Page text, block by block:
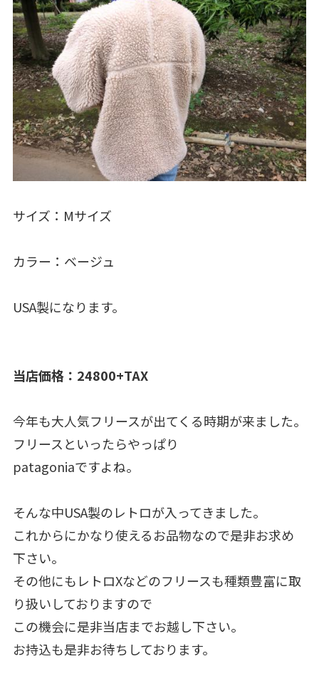
サイズ：Mサイズ
カラー：ベージュ
USA製になります。
当店価格：24800+TAX
今年も大人気フリースが出てくる時期が来ました。
フリースといったらやっぱり
patagoniaですよね。
そんな中USA製のレトロが入ってきました。
これからにかなり使えるお品物なので是非お求め
下さい。
その他にもレトロXなどのフリースも種類豊富に取
り扱いしておりますので
この機会に是非当店までお越し下さい。
お持込も是非お待ちしております。